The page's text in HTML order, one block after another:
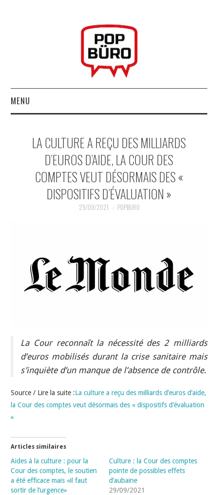
MENU
MUSIQUESACTUELLES.NET
GABBA GABBA HEY !
LES LABELS
LA CULTURE A REÇU DES MILLIARDS
D’EUROS D’AIDE, LA COUR DES
COMPTES VEUT DÉSORMAIS DES «
DISPOSITIFS D’ÉVALUATION »
29/09/2021 POPBURO
La Cour reconnaît la nécessité des 2 milliards
d’euros mobilisés durant la crise sanitaire mais
s’inquiète d’un manque de l’absence de contrôle.
Source / Lire la suite :La culture a reçu des milliards d’euros d’aide,
la Cour des comptes veut désormais des « dispositifs d’évaluation
»
Articles similaires
Aides à la culture : pour la
Cour des comptes, le soutien
a été efficace mais «il faut
sortir de l’urgence»
Culture : la Cour des comptes
pointe de possibles effets
d’aubaine
29/09/2021